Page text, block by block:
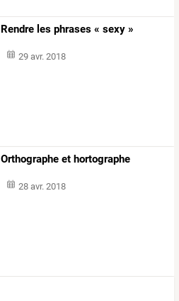
Rendre les phrases « sexy »
29 avr. 2018
Orthographe et hortographe
28 avr. 2018